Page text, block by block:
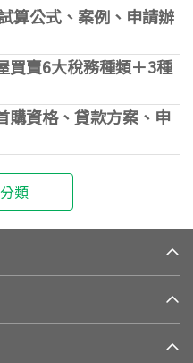
算公式、案例、申請辦
買賣6大稅務種類＋3種
購資格、貸款方案、申
類